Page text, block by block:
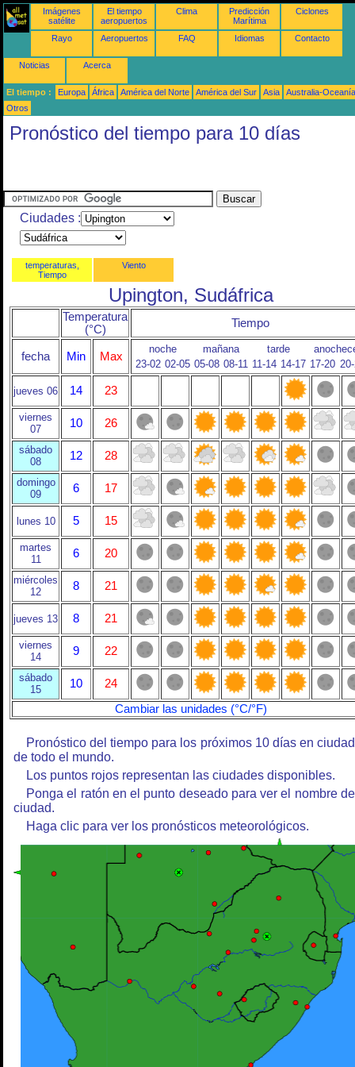
Imágenes
satélite
El tiempo
aeropuertos
Clima
Predicción
Marítima
Ciclones
Rayo Aeropuertos FAQ Idiomas Contacto
Noticias Acerca
El tiempo : Europa África América del Norte América del Sur Asia
Australia-Oceanía
Otros
Pronóstico del tiempo para 10 días
Ciudades :
temperaturas,
Tiempo
Viento
Upington, Sudáfrica
Temperatura
(°C)
Tiempo
fecha Min Max
noche mañana tarde
23-02 02-05 05-08 08-11 11-14 14-17 17-20
jueves 06 14 23
viernes
07
10 26
sábado
08
12 28
domingo
09
6 17
lunes 10 5 15
martes
11
6 20
miércoles
12
8 21
jueves 13 8 21
viernes
14
9 22
sábado
15
10
24
Cambiar las unidades (°C/°F)
Pronóstico del tiempo para los próximos 10 días en
de todo el mundo.
Los puntos rojos representan las ciudades disponibles.
Ponga el ratón en el punto deseado para ver el nombre
ciudad.
Haga clic para ver los pronósticos meteorológicos.